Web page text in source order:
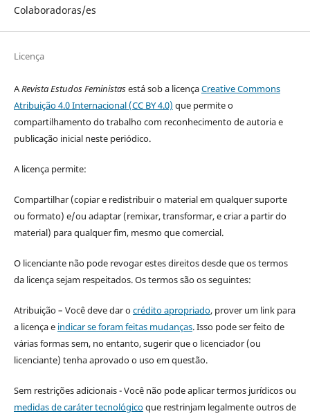
Colaboradoras/es
Licença
ARevista Estudos Feministasestá sob a licençaCreative Commons
Atribuição 4.0 Internacional (CC BY 4.0) que permite o
compartilhamento do trabalho com reconhecimento de autoria e
publicação inicial neste periódico.
A licença permite:
Compartilhar (copiar e redistribuir o material em qualquer suporte
ou formato) e/ou adaptar (remixar, transformar, e criar a partir do
material) para qualquer fim, mesmo que comercial.
O licenciante não pode revogar estes direitos desde que os termos
da licença sejam respeitados. Os termos são os seguintes:
Atribuição – Você deve dar ocrédito apropriado, prover um link para
a licença e indicar se foram feitas mudanças. Isso pode ser feito de
várias formas sem, no entanto, sugerir que o licenciador (ou
licenciante) tenha aprovado o uso em questão.
Sem restrições adicionais - Você não pode aplicar termos jurídicos ou
medidas de caráter tecnológicoque restrinjam legalmente outros de